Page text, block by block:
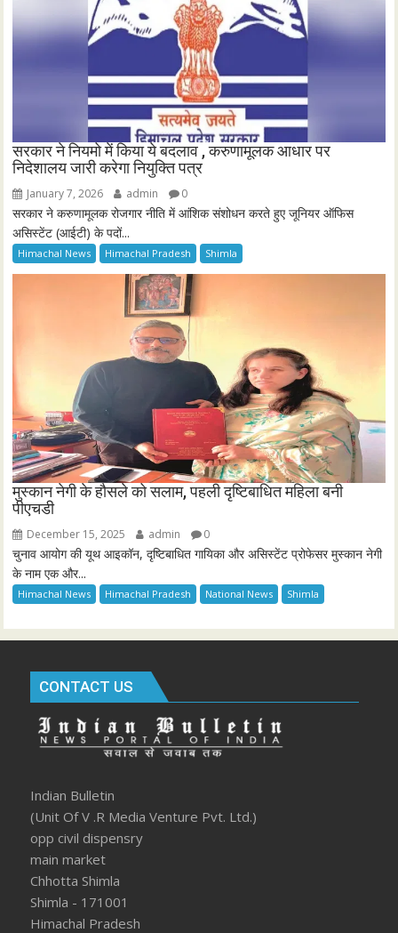
सरकार ने नियमो में किया ये बदलाव , करुणामूलक आधार पर
निदेशालय जारी करेगा नियुक्ति पत्र
January 7, 2026 admin 0
सरकार ने करुणामूलक रोजगार नीति में आंशिक संशोधन करते हुए जूनियर ऑफिस
असिस्टेंट (आईटी) के पदों...
Himachal News Himachal Pradesh Shimla
मुस्कान नेगी के हौसले को सलाम, पहली दृष्टिबाधित महिला बनी
पीएचडी
December 15, 2025 admin 0
चुनाव आयोग की यूथ आइकॉन, दृष्टिबाधित गायिका और असिस्टेंट प्रोफेसर मुस्कान नेगी
के नाम एक और...
Himachal News Himachal Pradesh National News Shimla
CONTACT US
Indian Bulletin
(Unit Of V .R Media Venture Pvt. Ltd.)
opp civil dispensry
main market
Chhotta Shimla
Shimla - 171001
Himachal Pradesh